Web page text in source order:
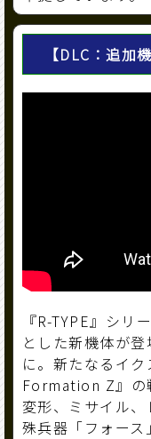
【DLC：追
『R-TYPE』シリ
とした新機体が
に。新たなるイ
Formation Z』の
変形、ミサイル
殊兵器「フォース